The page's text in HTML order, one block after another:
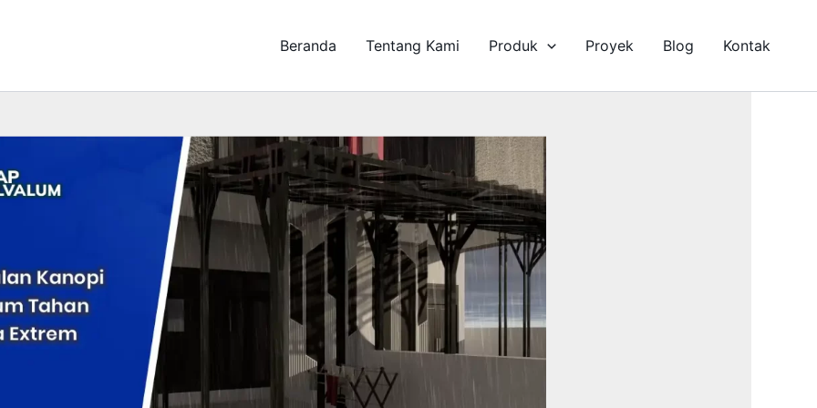
Beranda Tentang Kami Produk Proyek Blog Kontak